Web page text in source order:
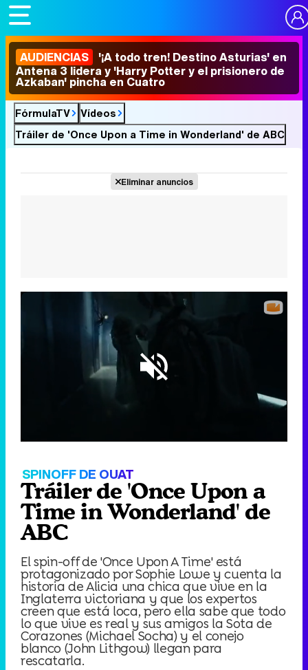
AUDIENCIAS '¡A todo tren! Destino Asturias' en
Antena 3 lidera y 'Harry Potter y el prisionero de
Azkaban' pincha en Cuatro
FórmulaTV
Vídeos
Tráiler de 'Once Upon a Time in Wonderland' de ABC
Eliminar anuncios
SPINOFF DE OUAT
Tráiler de 'Once Upon a
Time in Wonderland' de
ABC
El spin-off de 'Once Upon A Time' está
protagonizado por Sophie Lowe y cuenta la
historia de Alicia una chica que vive en la
Inglaterra victoriana y que los expertos
creen que está loca, pero ella sabe que todo
lo que vive es real y sus amigos la Sota de
Corazones (Michael Socha) y el conejo
blanco (John Lithgow) llegan para
rescatarla.